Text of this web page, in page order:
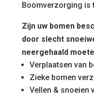
Boomverzorging is
Zijn uw bomen
door slecht
neergehaald
Verplaatsen van
Zieke bomen
Vellen & snoeien